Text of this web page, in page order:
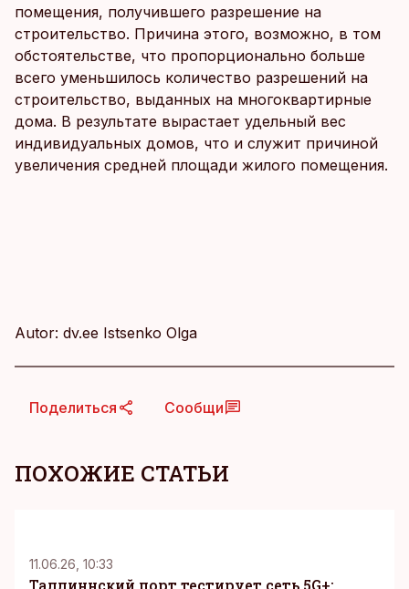
помещения, получившего разрешение на
строительство. Причина этого, возможно, в том
обстоятельстве, что пропорционально больше
всего уменьшилось количество разрешений на
строительство, выданных на многоквартирные
дома. В результате вырастает удельный вес
индивидуальных домов, что и служит причиной
увеличения средней площади жилого помещения.
Autor: dv.ee Istsenko Olga
Поделиться Сообщи
ПОХОЖИЕ СТАТЬИ
11.06.26, 10:33
Таллиннский порт тестирует сеть 5G+: